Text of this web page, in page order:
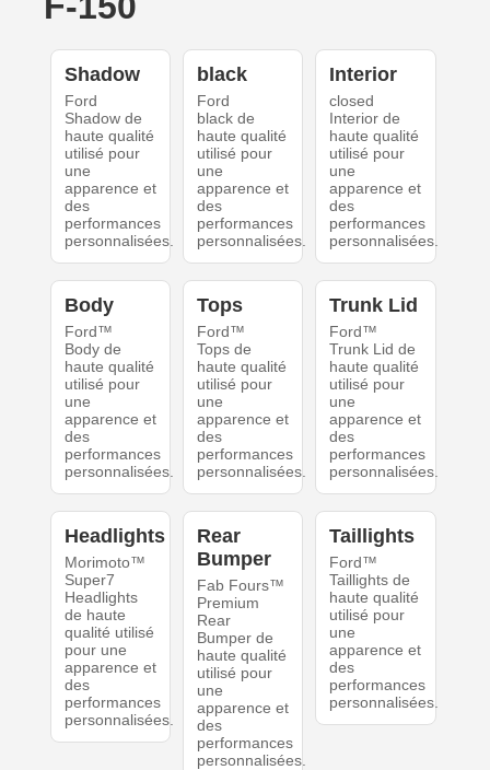
Shadow
Ford
Shadow de
haute qualité
utilisé pour
une
apparence et
des
performances
personnalisées.
black
Ford
black de
haute qualité
utilisé pour
une
apparence et
des
performances
personnalisées.
Interior
closed
Interior de
haute qualité
utilisé pour
une
apparence et
des
performances
personnalisées.
Body
Ford™
Body de
haute qualité
utilisé pour
une
apparence et
des
performances
personnalisées.
Tops
Ford™
Tops de
haute qualité
utilisé pour
une
apparence et
des
performances
personnalisées.
Trunk Lid
Ford™
Trunk Lid de
haute qualité
utilisé pour
une
apparence et
des
performances
personnalisées.
Headlights
Morimoto™
Super7
Headlights
de haute
qualité utilisé
pour une
apparence et
des
performances
personnalisées.
Rear
Bumper
Fab Fours™
Premium
Rear
Bumper de
haute qualité
utilisé pour
une
apparence et
des
performances
personnalisées.
Taillights
Ford™
Taillights de
haute qualité
utilisé pour
une
apparence et
des
performances
personnalisées.